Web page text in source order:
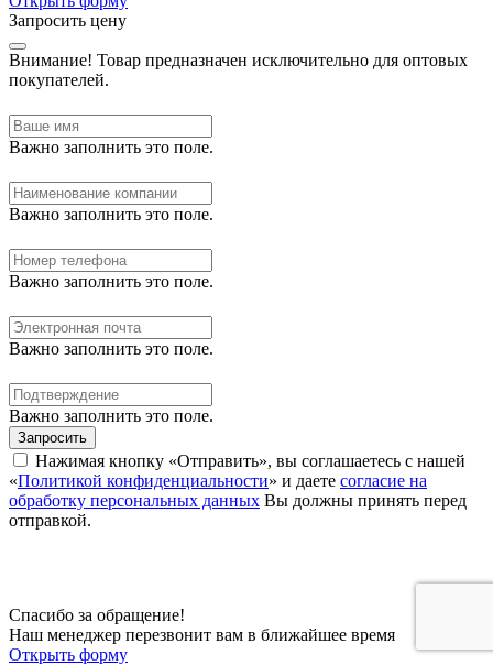
Запросить цену
Внимание! Товар предназначен исключительно для оптовых
покупателей.
Важно заполнить это поле.
Важно заполнить это поле.
Важно заполнить это поле.
Важно заполнить это поле.
Важно заполнить это поле.
Запросить
Нажимая кнопку «Отправить», вы соглашаетесь с нашей
«Политикой конфиденциальности» и даете согласие на
обработку персональных данных Вы должны принять перед
отправкой.
Спасибо за обращение!
Наш менеджер перезвонит вам в ближайшее время
Открыть форму